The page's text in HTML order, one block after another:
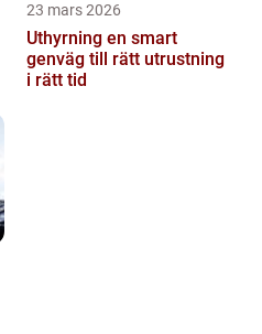
23 mars 2026
Uthyrning en smart
genväg till rätt utrustning
i rätt tid